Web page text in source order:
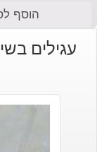
הוסף
עגילים